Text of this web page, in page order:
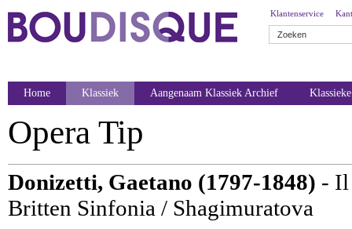
Klantenservice
Home Klassiek Aangenaam Klassiek Archief
Opera Tip
Donizetti, Gaetano (1797-1848) - Il
Britten Sinfonia / Shagimuratova